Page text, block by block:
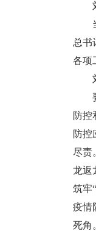
刘
当
总书
各项
刘
要
防控
防控
尽责
龙返
筑牢
疫情
死角